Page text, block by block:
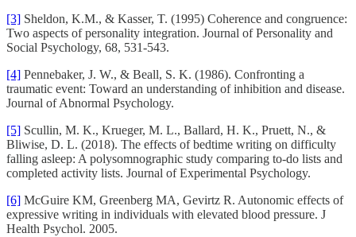
[3] Sheldon, K.M., & Kasser, T. (1995) Coherence and congruence:
Two aspects of personality integration. Journal of Personality and
Social Psychology, 68, 531-543.
[4] Pennebaker, J. W., & Beall, S. K. (1986). Confronting a
traumatic event: Toward an understanding of inhibition and disease.
Journal of Abnormal Psychology.
[5] Scullin, M. K., Krueger, M. L., Ballard, H. K., Pruett, N., &
Bliwise, D. L. (2018). The effects of bedtime writing on difficulty
falling asleep: A polysomnographic study comparing to-do lists and
completed activity lists. Journal of Experimental Psychology.
[6] McGuire KM, Greenberg MA, Gevirtz R. Autonomic effects of
expressive writing in individuals with elevated blood pressure. J
Health Psychol. 2005.